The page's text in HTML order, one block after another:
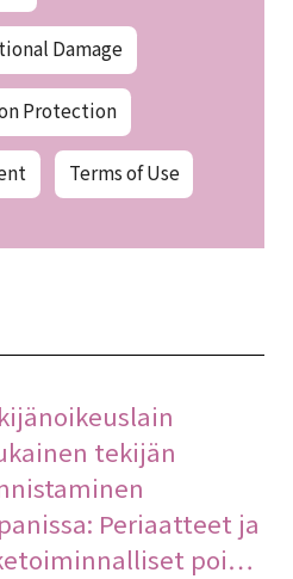
Damage
Protection
Terms of Use
tekijän
Periaatteet ja
poi…